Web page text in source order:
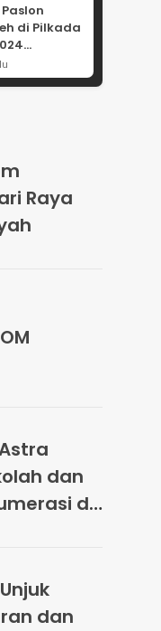
di Pilkada
Raya
dan
di
dan